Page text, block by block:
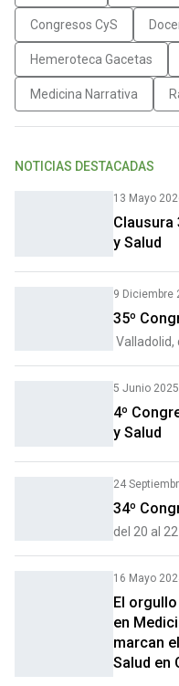
Congresos CyS
Hemeroteca Gacetas
Medicina Narrativa
NOTICIAS DESTACADAS
13 Mayo
Clausura
y Salud
9 Diciembre
35º
Valladolid,
5 Junio 2025
4º
y Salud
24
34º
del 20 al
16 Mayo
El
en
marcan
Salud en